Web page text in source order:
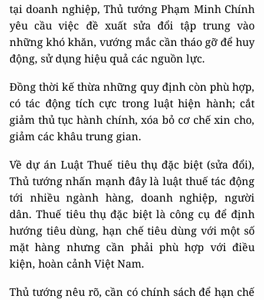
tại doanh nghiệp, Thủ tướng Phạm Minh Chính
yêu cầu việc đề xuất sửa đổi tập trung vào
những khó khăn, vướng mắc cần tháo gỡ để huy
động, sử dụng hiệu quả các nguồn lực.
Đồng thời kế thừa những quy định còn phù hợp,
có tác động tích cực trong luật hiện hành; cắt
giảm thủ tục hành chính, xóa bỏ cơ chế xin cho,
giảm các khâu trung gian.
Về dự án Luật Thuế tiêu thụ đặc biệt (sửa đổi),
Thủ tướng nhấn mạnh đây là luật thuế tác động
tới nhiều ngành hàng, doanh nghiệp, người
dân. Thuế tiêu thụ đặc biệt là công cụ để định
hướng tiêu dùng, hạn chế tiêu dùng với một số
mặt hàng nhưng cần phải phù hợp với điều
kiện, hoàn cảnh Việt Nam.
Thủ tướng nêu rõ, cần có chính sách để hạn chế